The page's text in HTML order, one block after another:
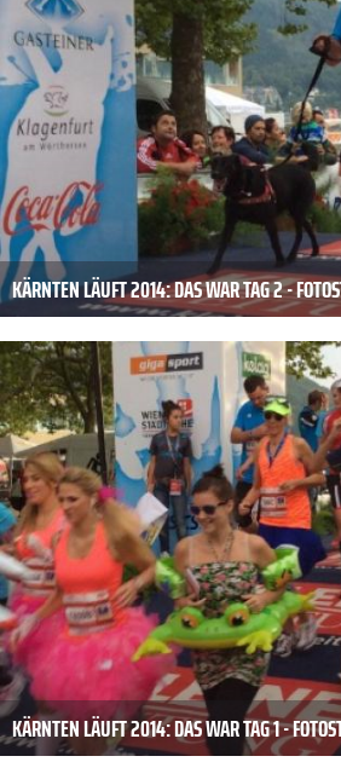
KÄRNTEN LÄUFT 2014: DAS WAR TAG 2 -
KÄRNTEN LÄUFT 2014: DAS WAR TAG 1 -